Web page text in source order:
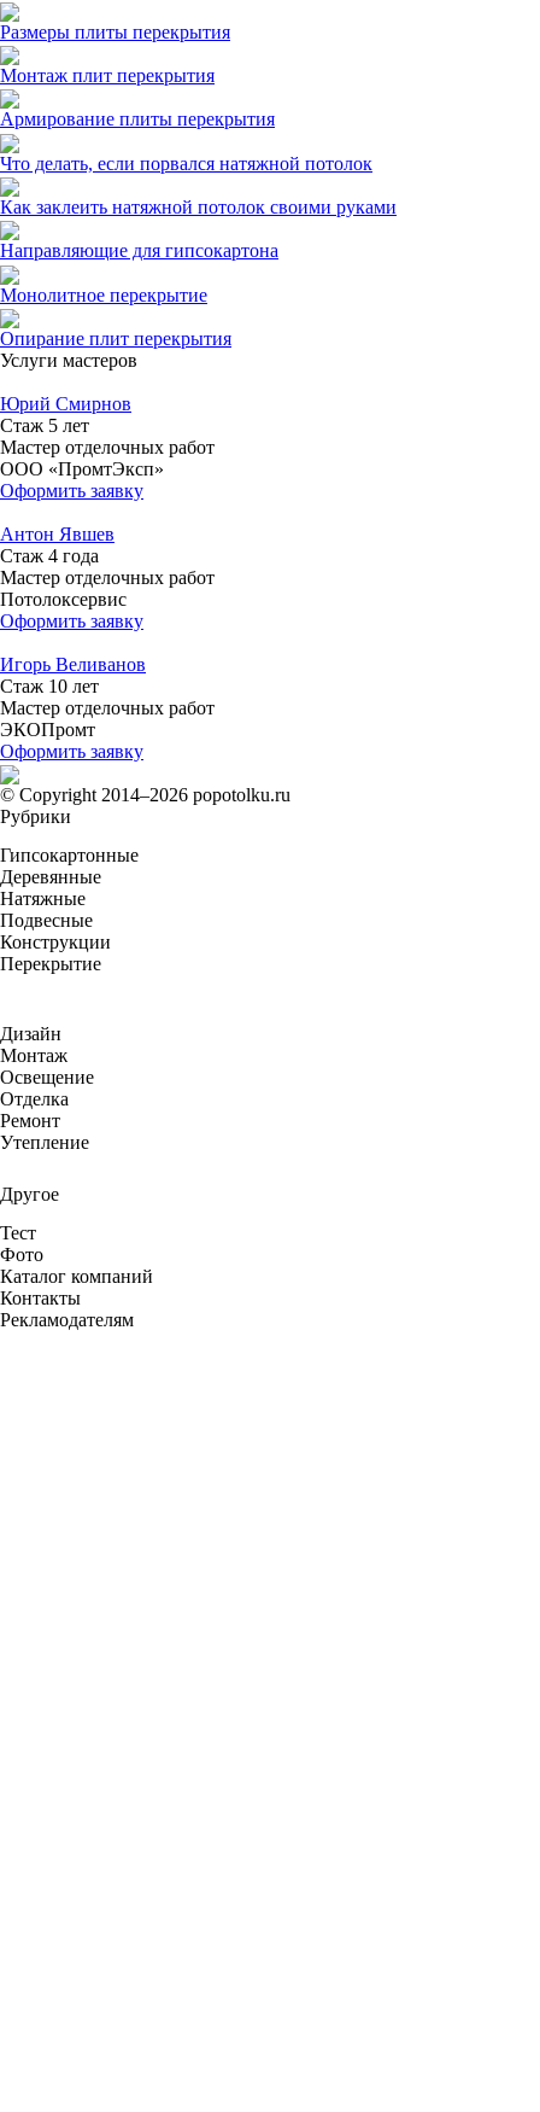
Размеры плиты перекрытия
Монтаж плит перекрытия
Армирование плиты перекрытия
Что делать, если порвался натяжной потолок
Как заклеить натяжной потолок своими руками
Направляющие для гипсокартона
Монолитное перекрытие
Опирание плит перекрытия
Услуги мастеров
Юрий Смирнов
Стаж 5 лет
Мастер отделочных работ
ООО «ПромтЭксп»
Оформить заявку
Антон Явшев
Стаж 4 года
Мастер отделочных работ
Потолоксервис
Оформить заявку
Игорь Веливанов
Стаж 10 лет
Мастер отделочных работ
ЭКОПромт
Оформить заявку
© Copyright 2014–2026 popotolku.ru
Рубрики
Гипсокартонные
Деревянные
Натяжные
Подвесные
Конструкции
Перекрытие
Дизайн
Монтаж
Освещение
Отделка
Ремонт
Утепление
Другое
Тест
Фото
Каталог компаний
Контакты
Рекламодателям